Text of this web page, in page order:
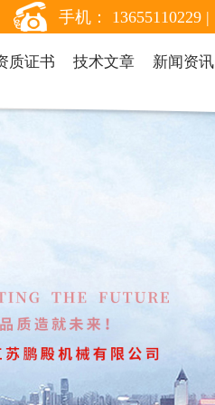
手机： 13655110229 |
质证书 技术文章 新闻资讯